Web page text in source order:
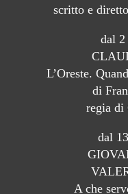
scritto e
dal 2
L’Oreste.
di
regia di
dal
A che